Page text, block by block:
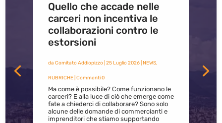
Quello che accade nelle
carceri non incentiva le
collaborazioni contro le
estorsioni
da Comitato Addiopizzo| 25 Luglio 2026| NEWS,
RUBRICHE| Commenti 0
Ma come è possibile? Come funzionano le
carceri? E alla luce di ciò che emerge come
fate a chiederci di collaborare? Sono solo
alcune delle domande di commercianti e
imprenditori che stiamo supportando